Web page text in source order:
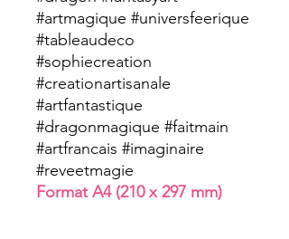
#artmagique #universfeerique
#tableaudeco
#sophiecreation
#creationartisanale
#artfantastique
#dragonmagique #faitmain
#artfrancais #imaginaire
#reveetmagie
Format A4 (210 x 297 mm)